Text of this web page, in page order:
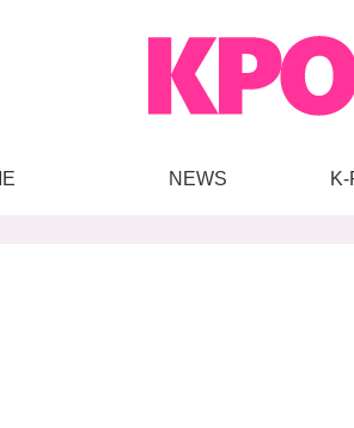
NEWS